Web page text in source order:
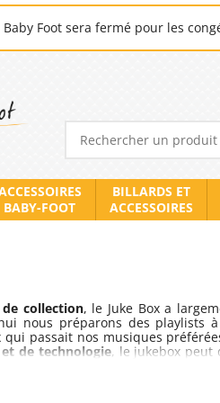
Foot sera fermé pour les
BABY-FOOT
BILLARDS ET
ACCESSOIRES
collection, le Juke Box a
nous préparons des playlists
passait nos musiques
de technologie, le jukebox peut
ou de collection, le